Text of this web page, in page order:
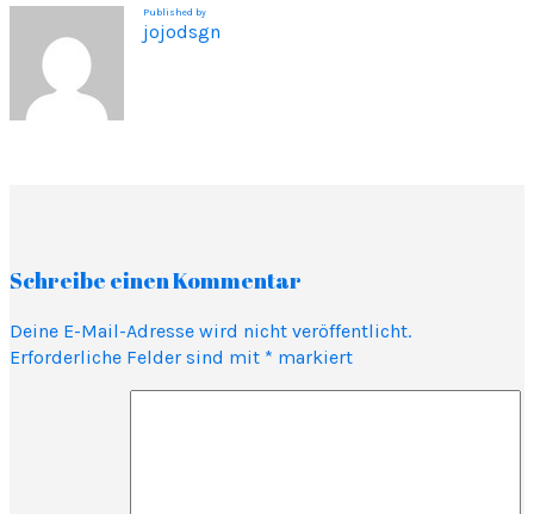
Published by
jojodsgn
Schreibe einen Kommentar
Deine E-Mail-Adresse wird nicht veröffentlicht.
Erforderliche Felder sind mit * markiert